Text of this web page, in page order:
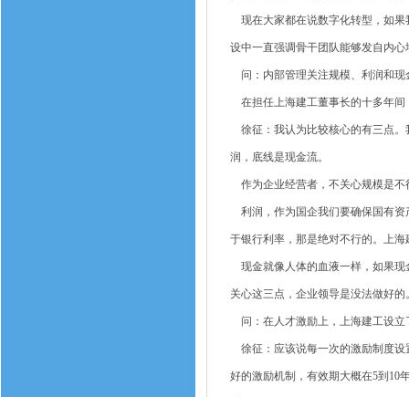
现在大家都在说数字化转型，如果
设中一直强调骨干团队能够发自内
问：内部管理关注规模、利润和现
在担任上海建工董事长的十多年间
徐征：我认为比较核心的有三点。
润，底线是现金流。
作为企业经营者，不关心规模是不
利润，作为国企我们要确保国有资
于银行利率，那是绝对不行的。上
现金就像人体的血液一样，如果现
关心这三点，企业领导是没法做好的
问：在人才激励上，上海建工设立
徐征：应该说每一次的激励制度设
好的激励机制，有效期大概在5到10